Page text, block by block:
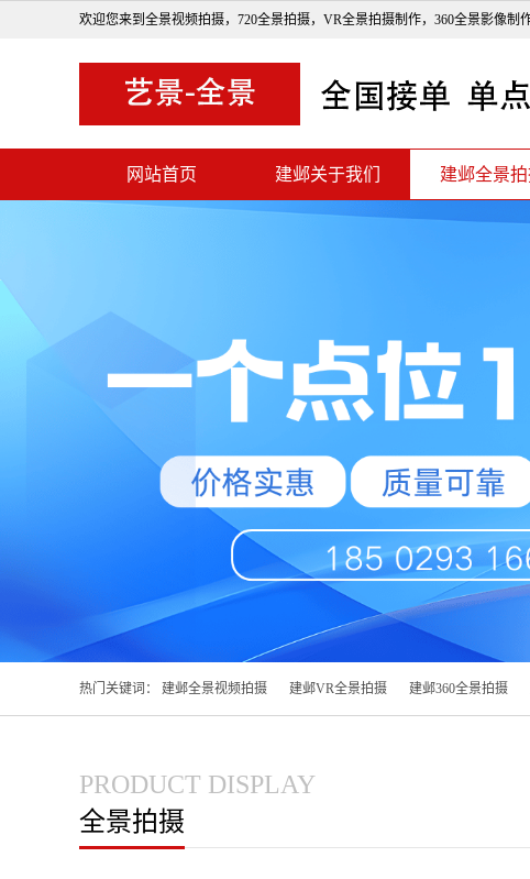
欢迎您来到全景视频拍摄，720全景拍摄，VR全景拍摄制作，360全景影像制作
网站首页 建邺关于我们 建邺全景
热门关键词： 建邺全景视频拍摄 建邺VR全景拍摄 建邺360全景拍摄
PRODUCT DISPLAY
全景拍摄